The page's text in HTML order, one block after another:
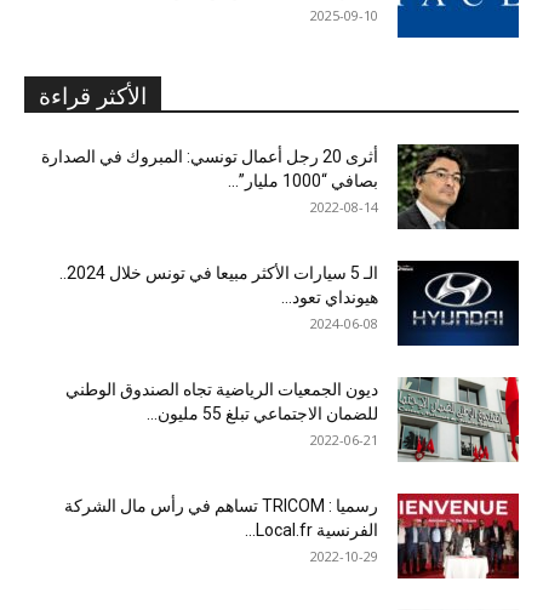
2025-09-10
الأكثر قراءة
أثرى 20 رجل أعمال تونسي: المبروك في الصدارة
بصافي “1000 مليار”...
2022-08-14
هيونداي تعود...
2024-06-08
ديون الجمعيات الرياضية تجاه الصندوق الوطني
للضمان الاجتماعي تبلغ 55 مليون...
2022-06-21
رسميا : TRICOM تساهم في رأس مال الشركة
الفرنسية Local.fr...
2022-10-29